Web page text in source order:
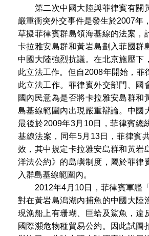
第二次中國大陸與菲律賓有關
嚴重衝突外交事件是發生於2007年
草擬菲律賓群島領海基線的法案，
卡拉雅安島群和黃岩島劃入菲國群
中國大陸強烈抗議。在北京施壓下
此立法工作。但自2008年開始，菲
此立法工作。菲律賓外交部門、國
國內民意為是否將卡拉雅安島群和
島基線範圍內出現嚴重辯論。中國
最後於2009年3月10日，菲律賓總
基線法案，同年5月13日，菲律賓
效，其中規定卡拉雅安島群和黃岩
洋法公約》的島嶼制度，屬於菲律
入群島基線範圍內。
2012年4月10日，菲律賓軍艦「
對在黃岩島潟湖內捕魚的中國大陸
現漁船上有珊瑚、巨蛤及鯊魚，違
國際瀕危物種貿易公約。因此試圖